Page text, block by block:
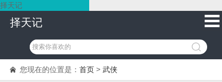
择天记
择天记
您现在的位置是： 首页 > 武侠